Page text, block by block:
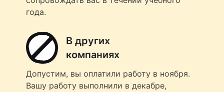
года.
В других
компаниях
Допустим, вы оплатили работу в ноября.
Вашу работу выполнили в декабре,